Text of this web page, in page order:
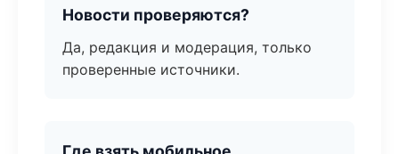
Новости проверяются?
Да, редакция и модерация, только
проверенные источники.